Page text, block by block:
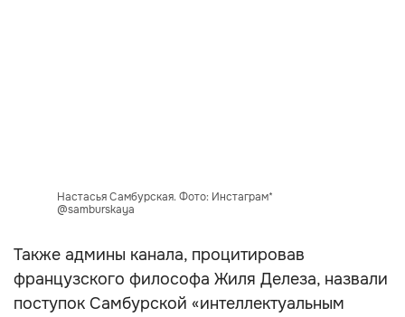
Настасья Самбурская. Фото: Инстаграм*
@samburskaya
Также админы канала, процитировав
французского философа Жиля Делеза, назвали
поступок Самбурской «интеллектуальным